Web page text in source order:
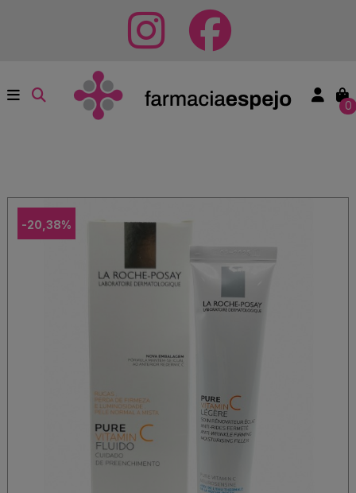
0
-20,38%